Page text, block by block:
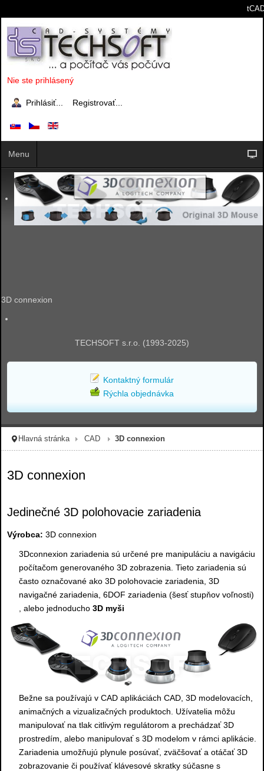
Nie ste prihlásený
Prihlásiť... Registrovať...
Menu
3D connexion
TECHSOFT s.r.o. (1993-2025)
Kontaktný formulár
Rýchla objednávka
Hlavná stránka CAD 3D connexion
3D connexion
Jedinečné 3D polohovacie zariadenia
Výrobca: 3D connexion
3Dconnexion zariadenia sú určené pre manipuláciu a navigáciu
počítačom generovaného 3D zobrazenia. Tieto zariadenia sú
často označované ako 3D polohovacie zariadenia, 3D
navigačné zariadenia, 6DOF zariadenia (šesť stupňov voľnosti)
, alebo jednoducho 3D myši
Bežne sa používajú v CAD aplikáciách CAD, 3D modelovacích,
animačných a vizualizačných produktoch. Užívatelia môžu
manipulovať na tlak citlivým regulátorom a prechádzať 3D
prostredím, alebo manipulovať s 3D modelom v rámci aplikácie.
Zariadenia umožňujú plynule posúvať, zväčšovať a otáčať 3D
zobrazovanie či používať klávesové skratky súčasne s